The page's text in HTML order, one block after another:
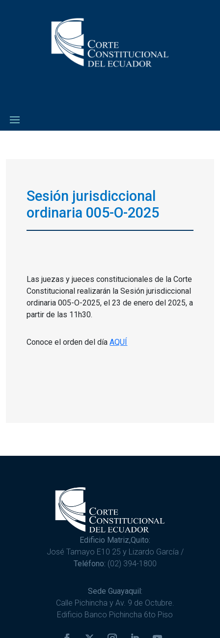
Sesión jurisdiccional
ordinaria 005-O-2025
Las juezas y jueces constitucionales de la Corte
Constitucional realizarán la Sesión jurisdiccional
ordinaria 005-O-2025, el 23 de enero del 2025, a
partir de las 11h30.
Conoce el orden del día AQUÍ
Edificio Matriz,Quito:
José Tamayo E10 25 y Lizardo García /
Teléfono: (02) 394-1800
Sede Guayaquil:
Calle Pichincha y Av. 9 de Octubre.
Edificio Banco Pichincha 6to Piso